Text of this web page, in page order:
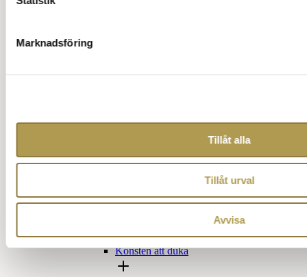
Marknadsföring
Tillåt alla
Tillåt urval
Avvisa
Regler vid bordsplacering
Guide bordsplacering
Placeringskort
Behaga-föra-kort
Bordsplacering ritning 1
Bordsplacering ritning 3
Konsten att duka